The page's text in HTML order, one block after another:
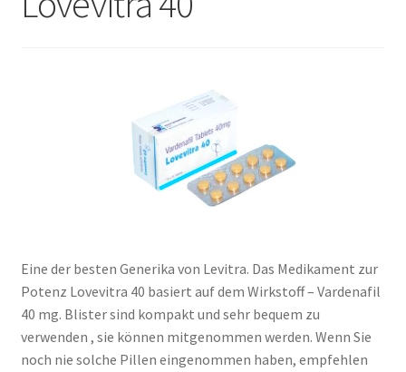
SHOP
Eine der besten Generika von Levitra. Das Medikament zur
Potenz Lovevitra 40 basiert auf dem Wirkstoff – Vardenafil
40 mg. Blister sind kompakt und sehr bequem zu
verwenden , sie können mitgenommen werden. Wenn Sie
noch nie solche Pillen eingenommen haben, empfehlen